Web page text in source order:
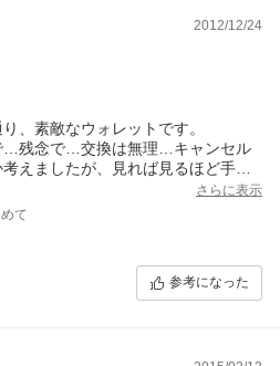
2012/12/24
、素敵なウォレットです。
…残念で…交換は無理…キャンセル
えましたが、見れば見るほど手放
んできてくれた柄！と思い、入れ替
ると思います(^^)
さらに表示
て
参考になった